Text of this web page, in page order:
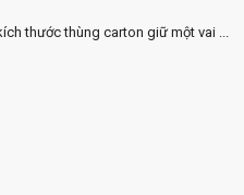
thước thùng carton giữ một vai ...